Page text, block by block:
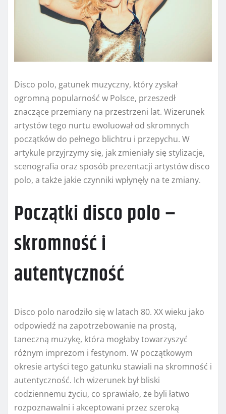
Disco polo, gatunek muzyczny, który zyskał
ogromną popularność w Polsce, przeszedł
znaczące przemiany na przestrzeni lat. Wizerunek
artystów tego nurtu ewoluował od skromnych
początków do pełnego blichtru i przepychu. W
artykule przyjrzymy się, jak zmieniały się stylizacje,
scenografia oraz sposób prezentacji artystów disco
polo, a także jakie czynniki wpłynęły na te zmiany.
Początki disco polo –
skromność i
autentyczność
Disco polo narodziło się w latach 80. XX wieku jako
odpowiedź na zapotrzebowanie na prostą,
taneczną muzykę, która mogłaby towarzyszyć
różnym imprezom i festynom. W początkowym
okresie artyści tego gatunku stawiali na skromność i
autentyczność. Ich wizerunek był bliski
codziennemu życiu, co sprawiało, że byli łatwo
rozpoznawalni i akceptowani przez szeroką